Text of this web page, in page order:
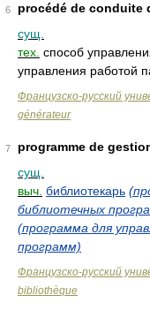
6
procédé de conduite
сущ.
тех. способ
управления работой
Французско-русский
générateur
7
programme de
сущ.
выч. библиотекарь
библиотечных
(программа для
программ)
Французско-русский
bibliothèque